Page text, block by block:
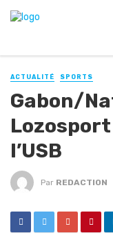
ACTUALITÉ SPORTS
Gabon/
Lozosport
l’USB
Par REDACTION